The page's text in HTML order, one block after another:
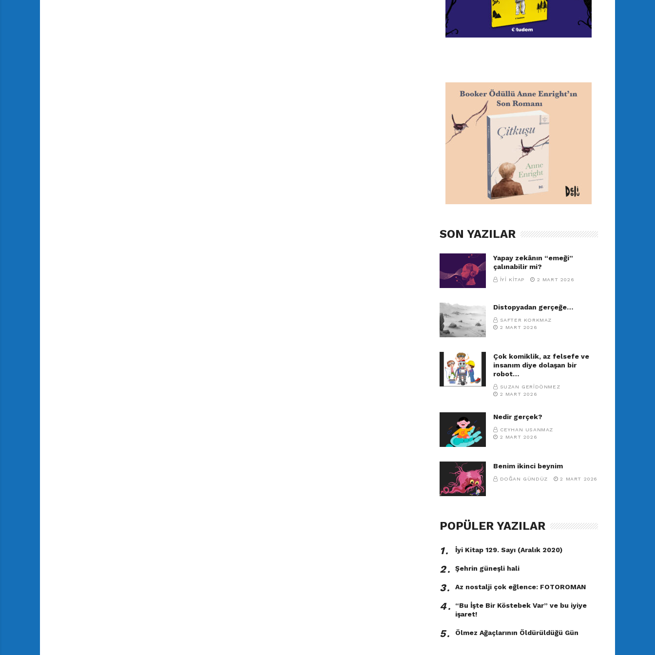
SON YAZILAR
Yapay zekânın “emeği”
çalınabilir mi?
İYI KITAP 2 MART 2026
Distopyadan gerçeğe…
SAFTER KORKMAZ
2 MART 2026
Çok komiklik, az felsefe ve
insanım diye dolaşan bir
robot…
SUZAN GERIDÖNMEZ
2 MART 2026
Nedir gerçek?
CEYHAN USANMAZ
2 MART 2026
Benim ikinci beynim
DOĞAN GÜNDÜZ 2 MART 2026
POPÜLER YAZILAR
1․ İyi Kitap 129. Sayı (Aralık 2020)
2․ Şehrin güneşli hali
3․ Az nostalji çok eğlence: FOTOROMAN
4․
“Bu İşte Bir Köstebek Var” ve bu iyiye
işaret!
5․ Ölmez Ağaçlarının Öldürüldüğü Gün